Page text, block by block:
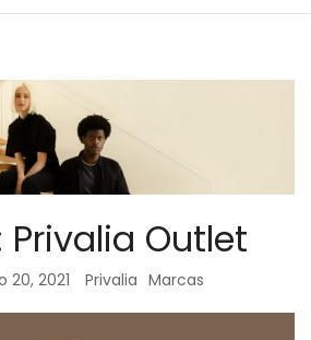
Privalia Outlet
20, 2021 Privalia Marcas